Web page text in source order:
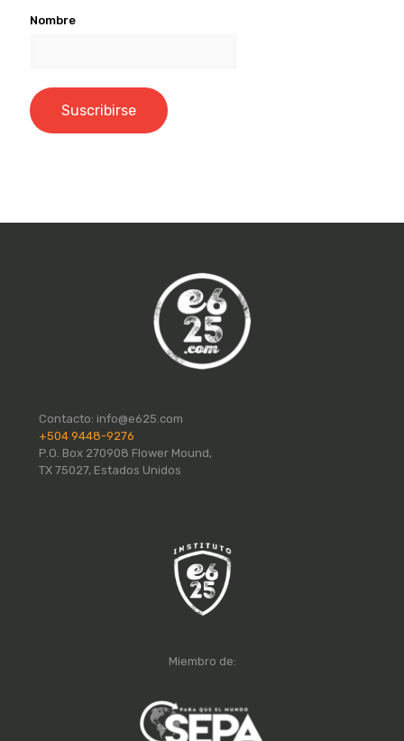
Nombre
Contacto: info@e625.com
+504 9448-9276
P.O. Box 270908 Flower Mound,
TX 75027, Estados Unidos
Miembro de: